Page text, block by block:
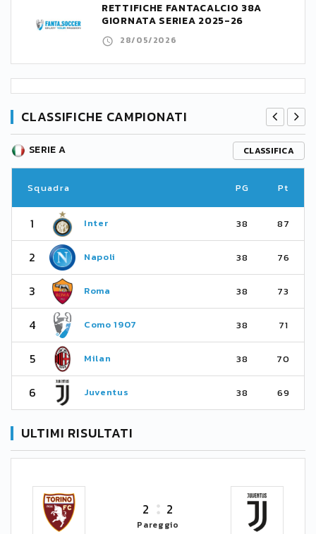
RETTIFICHE FANTACALCIO 38A
GIORNATA SERIEA 2025-26
28/05/2026
CLASSIFICHE CAMPIONATI
SERIE A CLASSIFICA
Squadra PG Pt
1 Inter 38 87
2 Napoli 38 76
3 Roma 38 73
4 Como 1907 38 71
5 Milan 38 70
6 Juventus 38 69
ULTIMI RISULTATI
2 2
Pareggio